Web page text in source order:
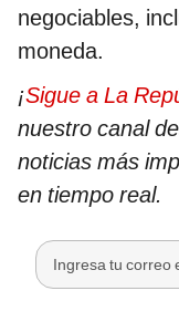
negociables,
moneda.
¡Sigue a La
nuestro canal
noticias más
en tiempo real.